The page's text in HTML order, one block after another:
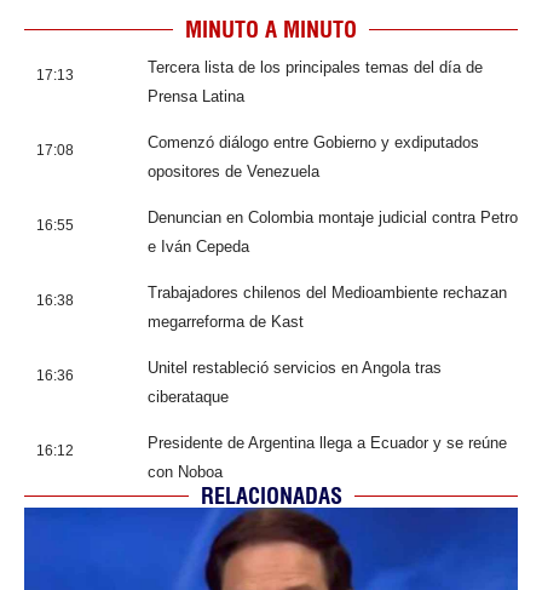
MINUTO A MINUTO
17:13
Tercera lista de los principales temas del día de
Prensa Latina
17:08
Comenzó diálogo entre Gobierno y exdiputados
opositores de Venezuela
16:55
Denuncian en Colombia montaje judicial contra Petro
e Iván Cepeda
16:38
Trabajadores chilenos del Medioambiente rechazan
megarreforma de Kast
16:36
Unitel restableció servicios en Angola tras
ciberataque
16:12
Presidente de Argentina llega a Ecuador y se reúne
con Noboa
RELACIONADAS